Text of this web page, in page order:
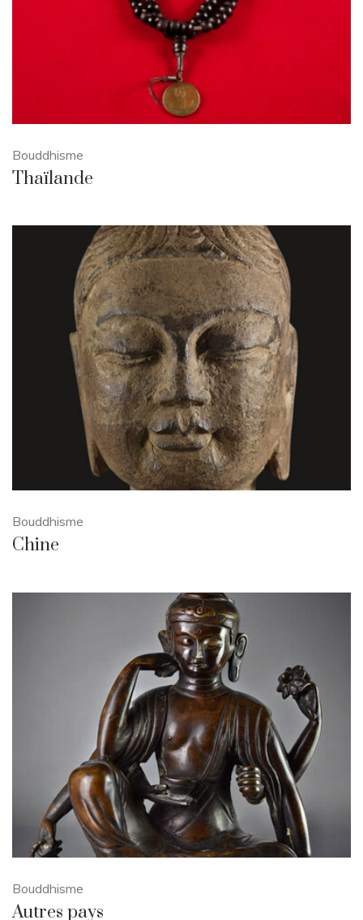
Bouddhisme
Thaïlande
Bouddhisme
Chine
Bouddhisme
Autres pays